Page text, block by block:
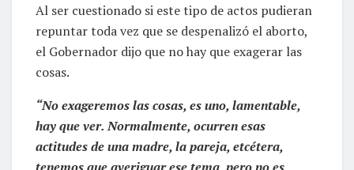
Al ser cuestionado si este tipo de actos pudieran
repuntar toda vez que se despenalizó el aborto,
el Gobernador dijo que no hay que exagerar las
cosas.
“No exageremos las cosas, es uno, lamentable,
hay que ver. Normalmente, ocurren esas
actitudes de una madre, la pareja, etcétera,